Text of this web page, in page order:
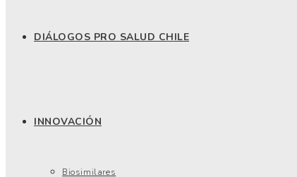
DIÁLOGOS PRO SALUD CHILE
INNOVACIÓN
Biosimilares